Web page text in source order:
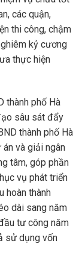
các quận,
thi công, chậm
kỷ cương
thực hiện
thành phố Hà
sâu sát đẩy
thành phố Hà
và giải ngân
tâm, góp phần
vụ phát triển
hoàn thành
dài sang năm
tư công năm
sử dụng vốn